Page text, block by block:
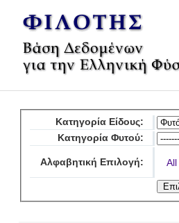
Κατηγορία Είδους:
Κατηγορία Φυτού:
Αλφαβητική Επιλογή: All